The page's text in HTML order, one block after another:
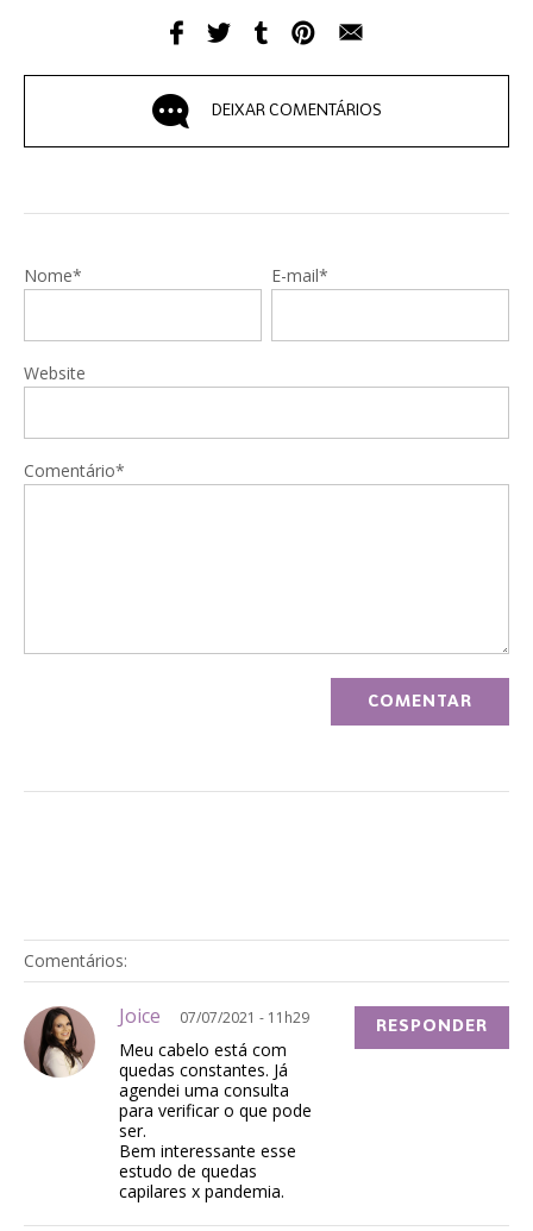
DEIXAR COMENTÁRIOS
Nome* E-mail*
Website
Comentário*
Comentários:
Joice 07/07/2021 - 11h29
Meu cabelo está com
quedas constantes. Já
agendei uma consulta
para verificar o que pode
ser.
Bem interessante esse
estudo de quedas
capilares x pandemia.
RESPONDER